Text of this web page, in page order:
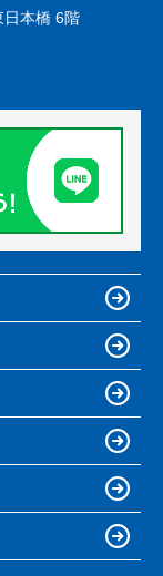
日本橋 6階